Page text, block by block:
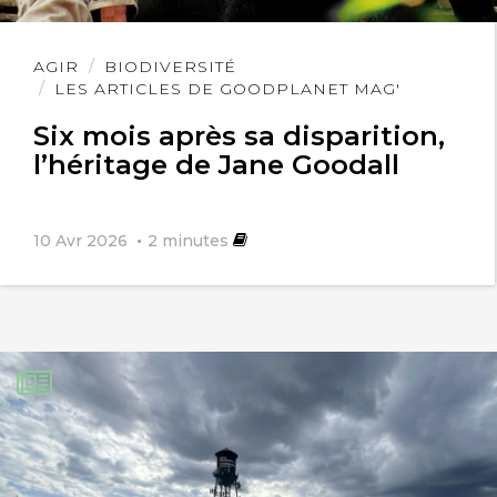
étaient-ils propriété individuelle ou de
réparable en cas de panne ?
Ce projet, très certainement
indispensable pour de nombreuses
contacter ?
AGIR
BIODIVERSITÉ
LES ARTICLES DE GOODPLANET MAG'
Six mois après sa disparition,
l’héritage de Jane Goodall
10 Avr 2026 2 minutes
Lire
l'article